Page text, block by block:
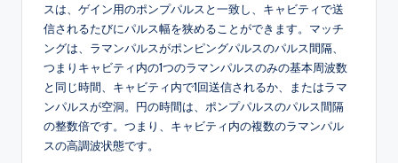
スは、ゲイン用のポンプパルスと一致し、キャビティで送
信されるたびにパルス幅を狭めることができます。マッチ
ングは、ラマンパルスがポンピングパルスのパルス間隔、
つまりキャビティ内の1つのラマンパルスのみの基本周波数
と同じ時間、キャビティ内で1回送信されるか、またはラマ
ンパルスが空洞。円の時間は、ポンプパルスのパルス間隔
の整数倍です。つまり、キャビティ内の複数のラマンパル
スの高調波状態です。